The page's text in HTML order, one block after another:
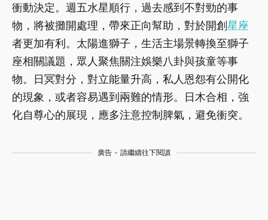
衝動決定。週五水星順行，過去感到不對勁的事
物，將被攤開處理，帶來正向幫助，對於開創星座
者更加有利。太陽進獅子，生活主場景轉換至獅子
座相關議題，眾人聚焦關注娛樂八卦與孩童等事
物。日冥對分，對立能量升高，私人恩怨有公開化
的現象，或者容易遇到兩難的情形。日木合相，強
化自尊心的展現，應多注意控制脾氣，避免衝突。
廣告 - 請繼續往下閱讀